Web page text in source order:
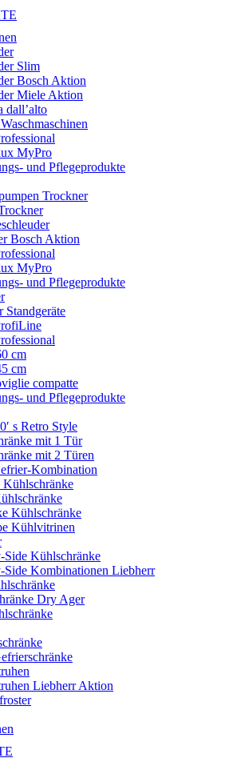
Slim
Bosch Aktion
Miele Aktion
dall’alto
MyPro
und Pflegeprodukte
Trockner
Bosch Aktion
MyPro
und Pflegeprodukte
Standgeräte
cm
cm
compatte
und Pflegeprodukte
s Retro Style
mit 1 Tür
mit 2 Türen
Kombination
Kühlschränke
Kühlschränke
Kühlvitrinen
Side Kühlschränke
Side Kombinationen Liebherr
Dry Ager
Liebherr Aktion